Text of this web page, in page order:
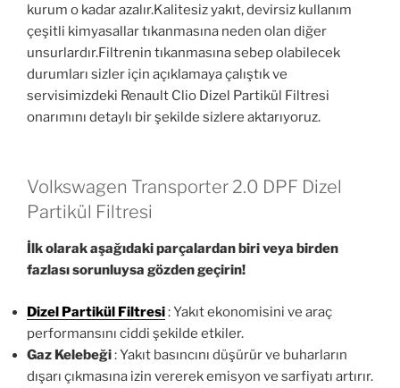
kurum o kadar azalır.Kalitesiz yakıt, devirsiz kullanım
çeşitli kimyasallar tıkanmasına neden olan diğer
unsurlardır.Filtrenin tıkanmasına sebep olabilecek
durumları sizler için açıklamaya çalıştık ve
servisimizdeki Renault Clio Dizel Partikül Filtresi
onarımını detaylı bir şekilde sizlere aktarıyoruz.
Volkswagen Transporter 2.0 DPF Dizel
Partikül Filtresi
İlk olarak aşağıdaki parçalardan biri veya birden
fazlası sorunluysa gözden geçirin!
Dizel Partikül Filtresi: Yakıt ekonomisini ve araç
performansını ciddi şekilde etkiler.
Gaz Kelebeği: Yakıt basıncını düşürür ve buharların
dışarı çıkmasına izin vererek emisyon ve sarfiyatı artırır.